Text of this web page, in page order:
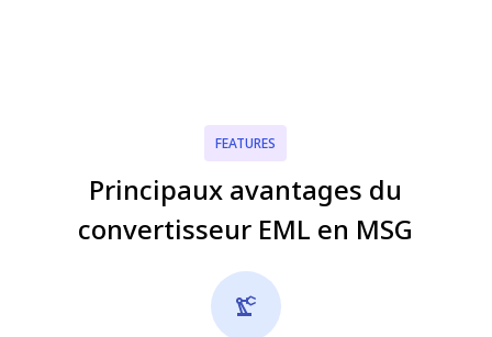
FEATURES
Principaux avantages du
convertisseur EML en MSG